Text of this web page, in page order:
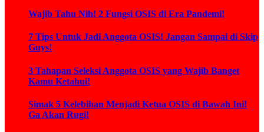
Wajib Tahu Nih! 2 Fungsi OSIS di Era Pandemi!
7 Tips Untuk Jadi Anggota OSIS! Jangan Sampai di Skip
Guys!
3 Tahapan Seleksi Anggota OSIS yang Wajib Banget
Kamu Ketahui!
Simak 5 Kelebihan Menjadi Ketua OSIS di Bawah Ini!
Ga Akan Rugi!